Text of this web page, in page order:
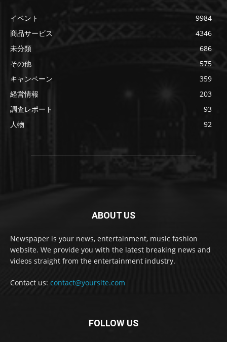
イベント
9984
商品サービス
4346
未分類
686
その他
575
キャンペーン
359
経営情報
203
調査レポート
93
人物
92
ABOUT US
Newspaper is your news, entertainment, music fashion
website. We provide you with the latest breaking news and
videos straight from the entertainment industry.
Contact us: contact@yoursite.com
FOLLOW US